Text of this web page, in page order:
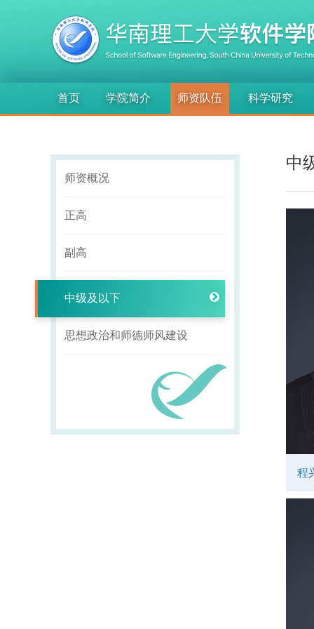
首页 学院简介 师资队伍 科学研究
中
程
师资概况
正高
副高
中级及以下
思想政治和师德师风建设